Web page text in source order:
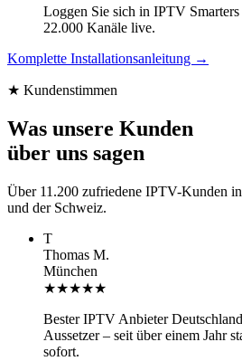
Loggen Sie sich in IPTV
22.000 Kanäle live.
Komplette Installationsanleitung →
★ Kundenstimmen
Was unsere Kunden
über uns sagen
Über 11.200 zufriedene IPTV-Kunden
und der Schweiz.
T
Thomas M.
München
★★★★★
Bester IPTV Anbieter
Aussetzer – seit über einem Jahr
sofort.